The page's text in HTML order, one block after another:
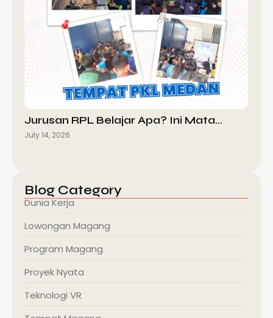
Jurusan RPL Belajar Apa? Ini Mata…
July 14, 2026
Blog Category
Dunia Kerja
Lowongan Magang
Program Magang
Proyek Nyata
Teknologi VR